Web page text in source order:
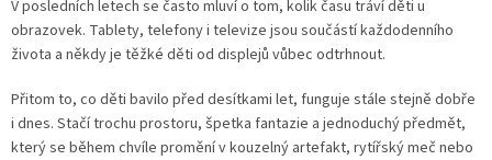
V posledních letech se často mluví o tom, kolik času tráví děti u
obrazovek. Tablety, telefony i televize jsou součástí každodenního
života a někdy je těžké děti od displejů vůbec odtrhnout.
Přitom to, co děti bavilo před desítkami let, funguje stále stejně dobře
i dnes. Stačí trochu prostoru, špetka fantazie a jednoduchý předmět,
který se během chvíle promění v kouzelný artefakt, rytířský meč nebo